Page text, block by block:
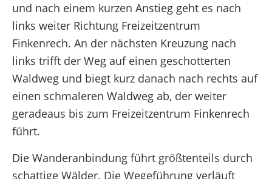
und nach einem kurzen Anstieg geht es nach
links weiter Richtung Freizeitzentrum
Finkenrech. An der nächsten Kreuzung nach
links trifft der Weg auf einen geschotterten
Waldweg und biegt kurz danach nach rechts auf
einen schmaleren Waldweg ab, der weiter
geradeaus bis zum Freizeitzentrum Finkenrech
führt.
Die Wanderanbindung führt größtenteils durch
schattige Wälder. Die Wegeführung verläuft